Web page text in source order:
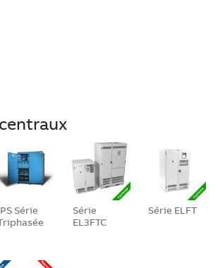
Série
Série
EL3FTC
Série ELFT